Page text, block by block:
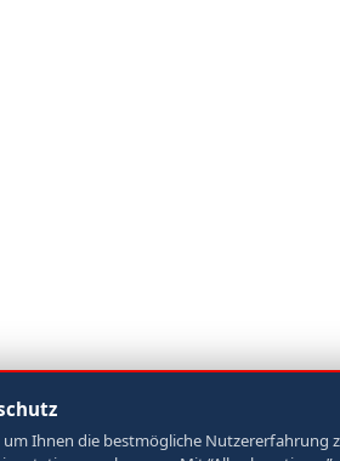
um Ihnen die bestmögliche Nutzererfahrung